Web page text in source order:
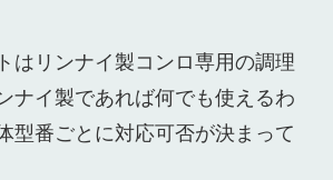
はリンナイ製コンロ専用の調理
ナイ製であれば何でも使えるわ
型番ごとに対応可否が決まって